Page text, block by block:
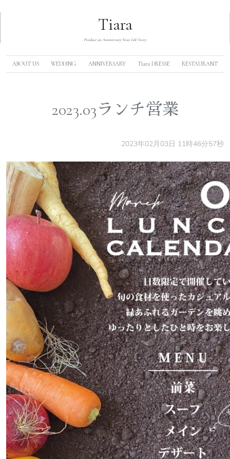
Tiara
Produce an Anniversary Your Life Story
ABOUT US WEDDING ANNIVERSARY Tiara DRESSE RESTAURANT
2023.03ランチ営業
2023年02月03日 11時46分57秒